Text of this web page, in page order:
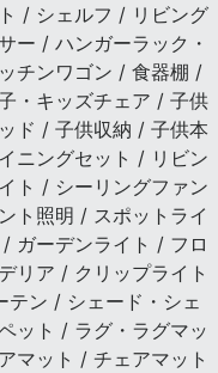
/ シェルフ / リビング
ー / ハンガーラック・
チンワゴン / 食器棚 /
・キッズチェア / 子供
ド / 子供収納 / 子供本
ニングセット / リビン
ト / シーリングファン
ト照明 / スポットライ
ガーデンライト / フロ
リア / クリップライト
ン / シェード・シェ
ット / ラグ・ラグマッ
マット / チェアマット